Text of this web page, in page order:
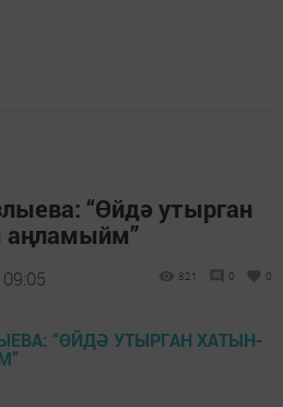
“Өйдә утырган
аңламыйм”
821 0 0